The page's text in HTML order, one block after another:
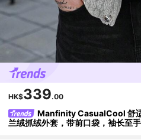
HK$339.00
Manfinity CasualCool 舒
兰绒抓绒外套，带前口袋，袖长至